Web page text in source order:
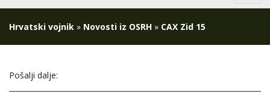
Hrvatski vojnik » Novosti iz OSRH » CAX Zid 15
Pošalji dalje: